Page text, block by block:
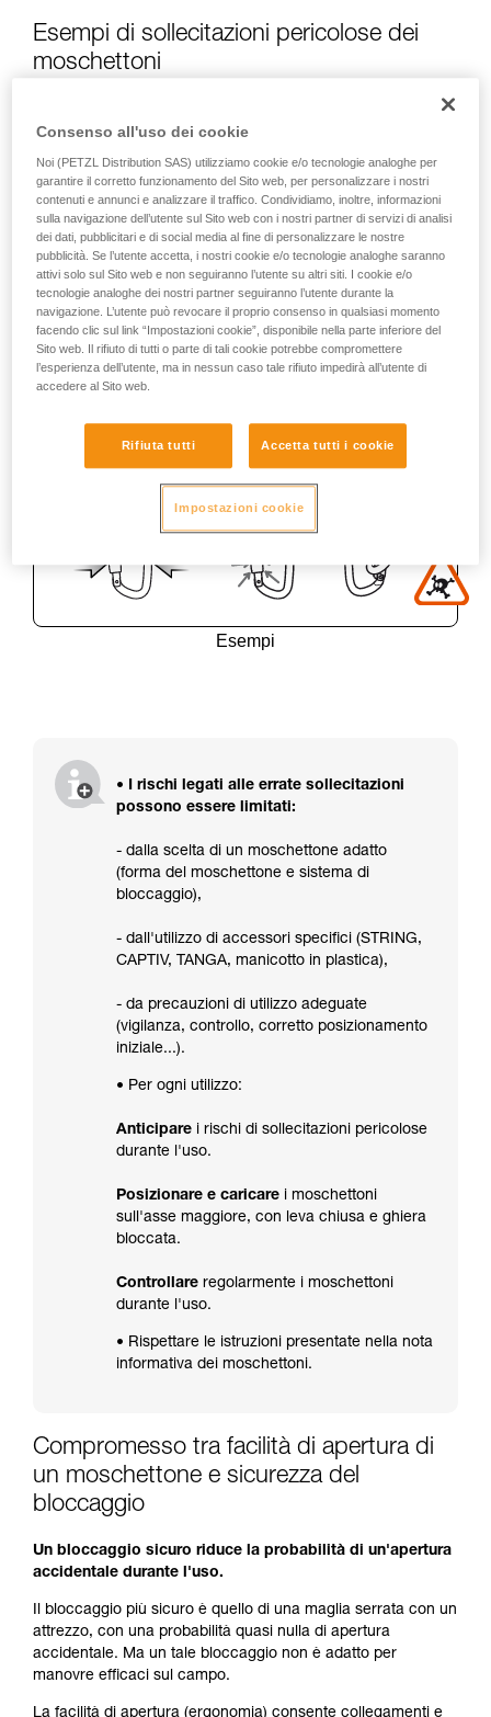
Esempi di sollecitazioni pericolose dei
moschettoni
Esempi
• I rischi legati alle errate sollecitazioni
possono essere limitati:
- dalla scelta di un moschettone adatto
(forma del moschettone e sistema di
bloccaggio),
- dall'utilizzo di accessori specifici (STRING,
CAPTIV, TANGA, manicotto in plastica),
- da precauzioni di utilizzo adeguate
(vigilanza, controllo, corretto posizionamento
iniziale...).
• Per ogni utilizzo:
Anticipare i rischi di sollecitazioni pericolose
durante l'uso.
Posizionare e caricare i moschettoni
sull'asse maggiore, con leva chiusa e ghiera
bloccata.
Controllare regolarmente i moschettoni
durante l'uso.
• Rispettare le istruzioni presentate nella nota
informativa dei moschettoni.
Compromesso tra facilità di apertura di
un moschettone e sicurezza del
bloccaggio
Un bloccaggio sicuro riduce la probabilità di un'apertura
accidentale durante l'uso.
Il bloccaggio più sicuro è quello di una maglia serrata con un
attrezzo, con una probabilità quasi nulla di apertura
accidentale. Ma un tale bloccaggio non è adatto per
manovre efficaci sul campo.
La facilità di apertura (ergonomia) consente collegamenti e
Consenso all'uso dei cookie
Noi (PETZL Distribution SAS) utilizziamo cookie e/o tecnologie analoghe per
garantire il corretto funzionamento del Sito web, per personalizzare i nostri
contenuti e annunci e analizzare il traffico. Condividiamo, inoltre, informazioni
sulla navigazione dell’utente sul Sito web con i nostri partner di servizi di analisi
dei dati, pubblicitari e di social media al fine di personalizzare le nostre
pubblicità. Se l’utente accetta, i nostri cookie e/o tecnologie analoghe saranno
attivi solo sul Sito web e non seguiranno l’utente su altri siti. I cookie e/o
tecnologie analoghe dei nostri partner seguiranno l’utente durante la
navigazione. L’utente può revocare il proprio consenso in qualsiasi momento
facendo clic sul link “Impostazioni cookie”, disponibile nella parte inferiore del
Sito web. Il rifiuto di tutti o parte di tali cookie potrebbe compromettere
l’esperienza dell’utente, ma in nessun caso tale rifiuto impedirà all’utente di
accedere al Sito web.
Rifiuta tutti Accetta tutti i cookie
Impostazioni cookie